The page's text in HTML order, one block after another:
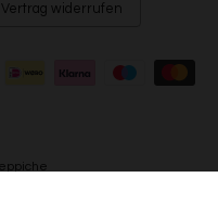
Vertrag widerrufen
Quellen
der Angebote
zur Auswahl von Inhalten